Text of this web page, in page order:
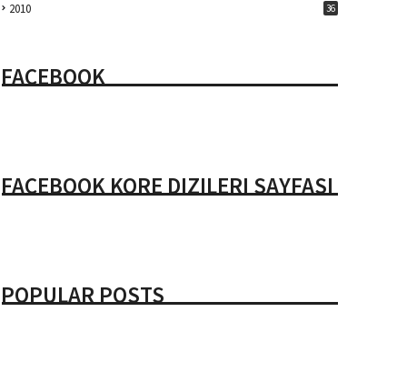
2010 36
FACEBOOK
FACEBOOK KORE DIZILERI SAYFASI
POPULAR POSTS